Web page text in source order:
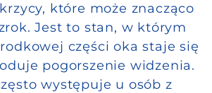
które może znacząco
Jest to stan, w którym
części oka staje się
pogorszenie widzenia.
występuje u osób z